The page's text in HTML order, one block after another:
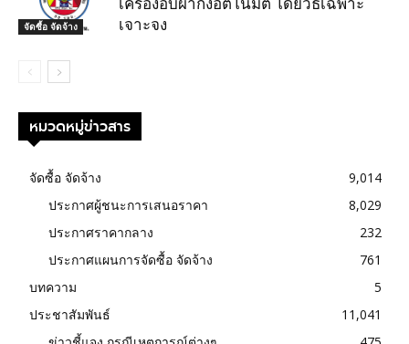
จัดซื้อ จัดจ้าง
เจาะจง
หมวดหมู่ข่าวสาร
จัดซื้อ จัดจ้าง
9,014
ประกาศผู้ชนะการเสนอราคา
8,029
ประกาศราคากลาง
232
ประกาศแผนการจัดซื้อ จัดจ้าง
761
บทความ
5
ประชาสัมพันธ์
11,041